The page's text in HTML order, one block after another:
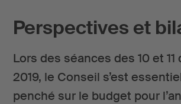
Perspectives et
Lors des séances des 10 et
2019, le Conseil s’est
penché sur le budget pour